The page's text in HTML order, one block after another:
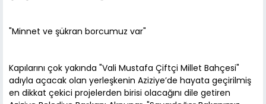
"Minnet ve şükran borcumuz var"
Kapılarını çok yakında "Vali Mustafa Çiftçi Millet Bahçesi"
adıyla açacak olan yerleşkenin Aziziye’de hayata geçirilmiş
en dikkat çekici projelerden birisi olacağını dile getiren